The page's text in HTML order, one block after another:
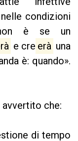
condizioni
è se un
e cre erà una
è: quando».
avvertito che:
di tempo